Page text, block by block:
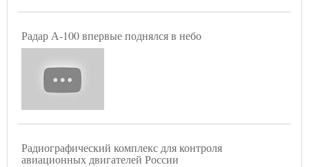
Радар А-100 впервые поднялся в небо
Радиографический комплекс для контроля
авиационных двигателей России